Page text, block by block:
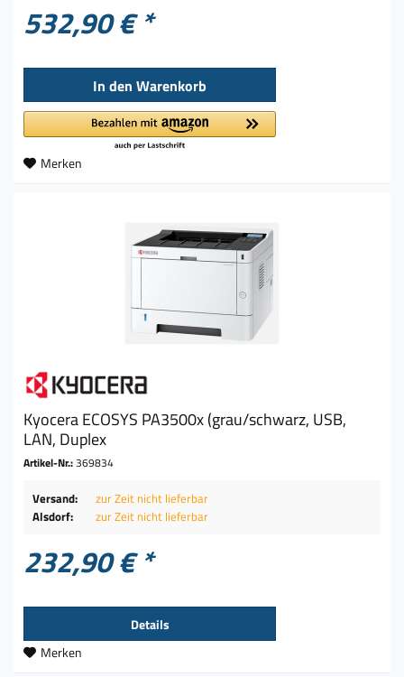
532,90 € *
In den Warenkorb
Merken
Kyocera ECOSYS PA3500x (grau/schwarz, USB,
LAN, Duplex
Artikel-Nr.:369834
Versand:
zur Zeit nicht lieferbar
Alsdorf:
zur Zeit nicht lieferbar
232,90 € *
Details
Merken